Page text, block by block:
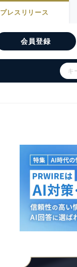
プレスリリース
会員登録